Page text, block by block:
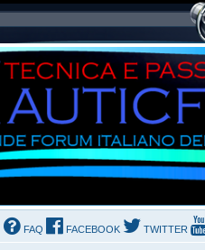
FAQ FACEBOOK TWITTER